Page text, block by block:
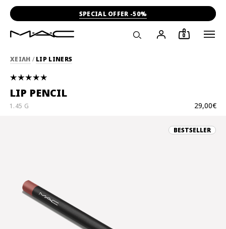
SPECIAL OFFER -50%
0
ΧΕΙΛΗ / LIP LINERS
LIP PENCIL
29,00€
1.45 G
BESTSELLER